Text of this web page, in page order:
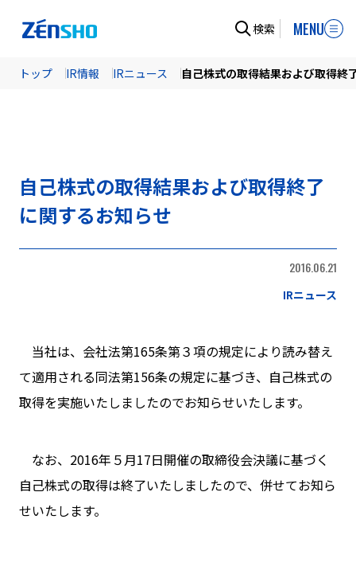
検索 MENU
トップ IR情報 IRニュース 自己株式の取得結果および取得終
自己株式の取得結果および取得終了
に関するお知らせ
2016.06.21
IRニュース
当社は、会社法第165条第３項の規定により読み替え
て適用される同法第156条の規定に基づき、自己株式の
取得を実施いたしましたのでお知らせいたします。
なお、2016年５月17日開催の取締役会決議に基づく
自己株式の取得は終了いたしましたので、併せてお知ら
せいたします。